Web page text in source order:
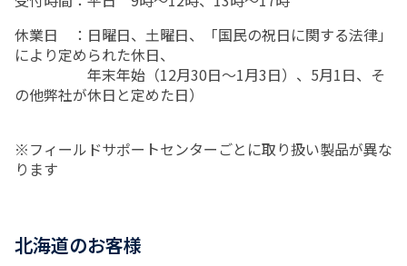
休業日 ：日曜日、土曜日、「国民の祝日に関する法律」
により定められた休日、
年末年始（12月30日～1月3日）、5月1日、そ
の他弊社が休日と定めた日）
※フィールドサポートセンターごとに取り扱い製品が異な
ります
北海道のお客様